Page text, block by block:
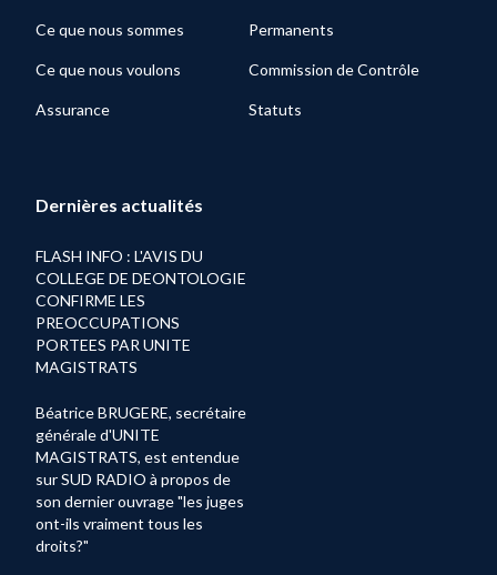
Ce que nous sommes
Ce que nous voulons
Assurance
Permanents
Commission de Contrôle
Statuts
Dernières actualités
FLASH INFO : L'AVIS DU
COLLEGE DE DEONTOLOGIE
CONFIRME LES
PREOCCUPATIONS
PORTEES PAR UNITE
MAGISTRATS
Béatrice BRUGERE, secrétaire
générale d'UNITE
MAGISTRATS, est entendue
sur SUD RADIO à propos de
son dernier ouvrage "les juges
ont-ils vraiment tous les
droits?"